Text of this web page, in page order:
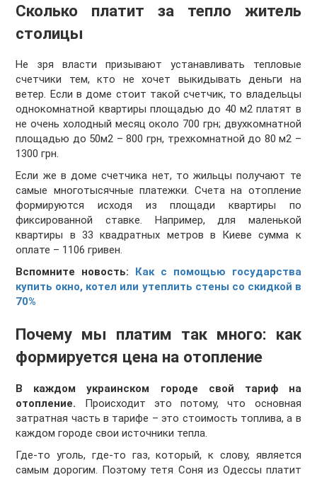
Сколько платит за тепло житель
столицы
Не зря власти призывают устанавливать тепловые
счетчики тем, кто не хочет выкидывать деньги на
ветер. Если в доме стоит такой счетчик, то владельцы
однокомнатной квартиры площадью до 40 м2 платят в
не очень холодный месяц около 700 грн; двухкомнатной
площадью до 50м2 – 800 грн, трехкомнатной до 80 м2 –
1300 грн.
Если же в доме счетчика нет, то жильцы получают те
самые многотысячные платежки. Счета на отопление
формируются исходя из площади квартиры по
фиксированной ставке. Например, для маленькой
квартиры в 33 квадратных метров в Киеве сумма к
оплате – 1106 гривен.
Вспомните новость:
Как с помощью государства
купить окно, котел или утеплить стены со скидкой в
70%
Почему мы платим так много: как
формируется цена на отопление
В каждом украинском городе свой тариф на
отопление. Происходит это потому, что основная
затратная часть в тарифе – это стоимость топлива, а в
каждом городе свои источники тепла.
Где-то уголь, где-то газ, который, к слову, является
самым дорогим. Поэтому тетя Соня из Одессы платит